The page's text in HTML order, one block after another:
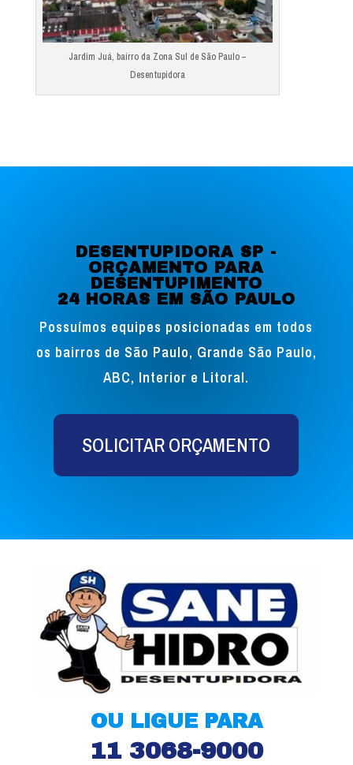
Jardim Juá, bairro da Zona Sul de São Paulo –
Desentupidora
DESENTUPIDORA SP -
ORÇAMENTO PARA
DESENTUPIMENTO
24 HORAS EM SÃO PAULO
Possuímos equipes posicionadas em todos
os bairros de São Paulo, Grande São Paulo,
ABC, Interior e Litoral.
SOLICITAR ORÇAMENTO
OU LIGUE PARA
11 3068-9000